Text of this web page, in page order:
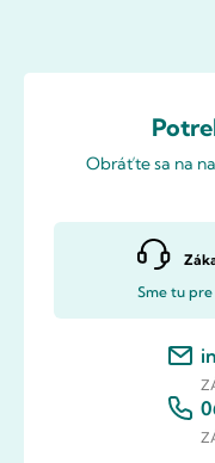
Obráťte sa na
Sme tu pre